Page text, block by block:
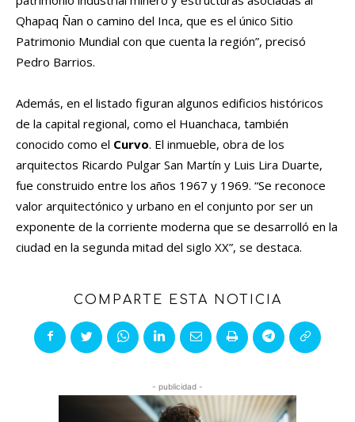
Qhapaq Ñan o camino del Inca, que es el único Sitio
Patrimonio Mundial con que cuenta la región”, precisó
Pedro Barrios.
Además, en el listado figuran algunos edificios históricos
de la capital regional, como el Huanchaca, también
conocido como el Curvo. El inmueble, obra de los
arquitectos Ricardo Pulgar San Martín y Luis Lira Duarte,
fue construido entre los años 1967 y 1969. “Se reconoce
valor arquitectónico y urbano en el conjunto por ser un
exponente de la corriente moderna que se desarrolló en la
ciudad en la segunda mitad del siglo XX”, se destaca.
COMPARTE ESTA NOTICIA
- publicidad -